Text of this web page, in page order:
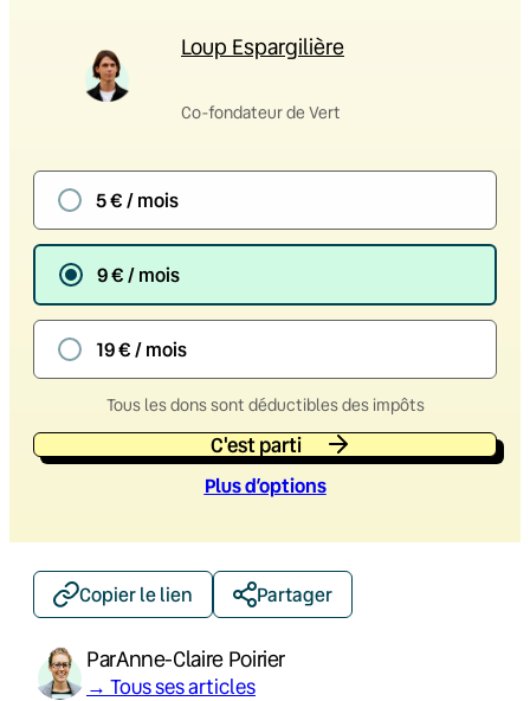
Loup Espargilière
Co-fondateur de Vert
5 € / mois
9 € / mois
19 € / mois
Tous les dons sont déductibles des impôts
C'est parti
Plus d’options
Copier le lien Partager
ParAnne-Claire Poirier
→ Tous ses articles